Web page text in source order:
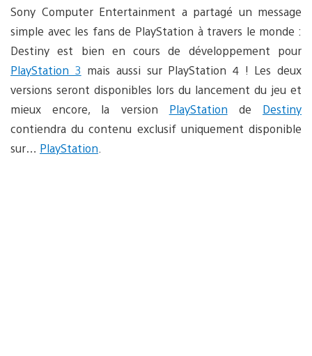
Sony Computer Entertainment a partagé un message
simple avec les fans de PlayStation à travers le monde :
Destiny est bien en cours de développement pour
PlayStation 3 mais aussi sur PlayStation 4 ! Les deux
versions seront disponibles lors du lancement du jeu et
mieux encore, la version PlayStation de Destiny
contiendra du contenu exclusif uniquement disponible
sur… PlayStation